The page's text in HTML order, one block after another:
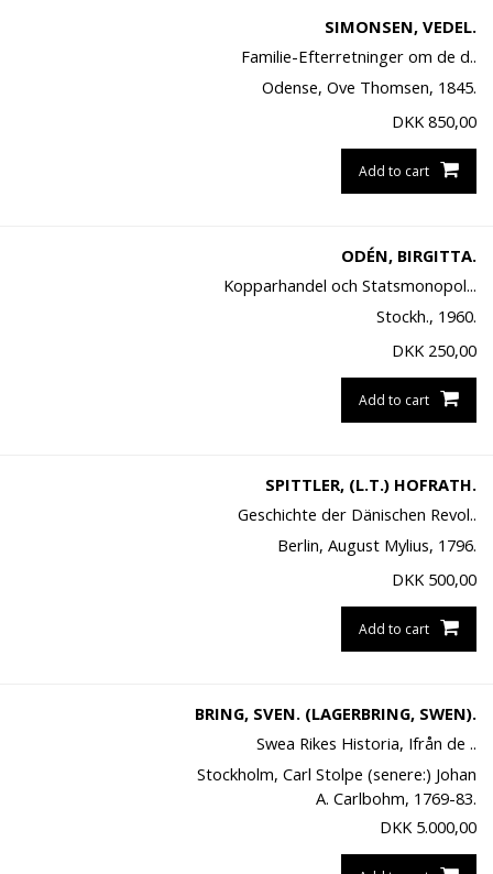
SIMONSEN, VEDEL.
Familie-Efterretninger om de d..
Odense, Ove Thomsen, 1845.
DKK 850,00
Add to cart
ODÉN, BIRGITTA.
Kopparhandel och Statsmonopol...
Stockh., 1960.
DKK 250,00
Add to cart
SPITTLER, (L.T.) HOFRATH.
Geschichte der Dänischen Revol..
Berlin, August Mylius, 1796.
DKK 500,00
Add to cart
BRING, SVEN. (LAGERBRING, SWEN).
Swea Rikes Historia, Ifrån de ..
Stockholm, Carl Stolpe (senere:) Johan
A. Carlbohm, 1769-83.
DKK 5.000,00